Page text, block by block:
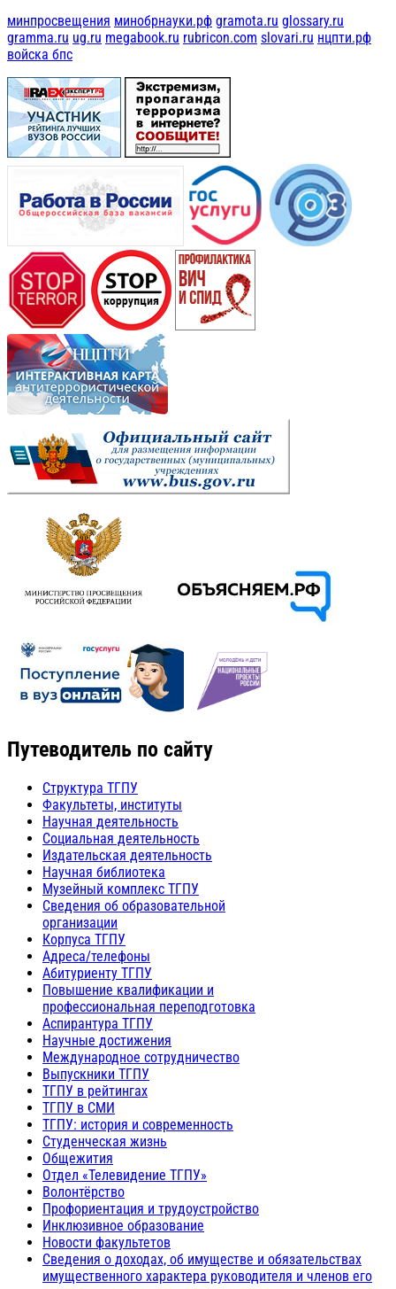
минпросвещения минобрнауки.рф gramota.ru glossary.ru
gramma.ru ug.ru megabook.ru rubricon.com slovari.ru нцпти.рф
войска бпс
Путеводитель по сайту
Структура ТГПУ
Факультеты, институты
Научная деятельность
Социальная деятельность
Издательская деятельность
Научная библиотека
Музейный комплекс ТГПУ
Сведения об образовательной
организации
Корпуса ТГПУ
Адреса/телефоны
Абитуриенту ТГПУ
Повышение квалификации и
профессиональная переподготовка
Аспирантура ТГПУ
Научные достижения
Международное сотрудничество
Выпускники ТГПУ
ТГПУ в рейтингах
ТГПУ в СМИ
ТГПУ: история и современность
Студенческая жизнь
Общежития
Отдел «Телевидение ТГПУ»
Волонтёрство
Профориентация и трудоустройство
Инклюзивное образование
Новости факультетов
Сведения о доходах, об имуществе и обязательствах
имущественного характера руководителя и членов его